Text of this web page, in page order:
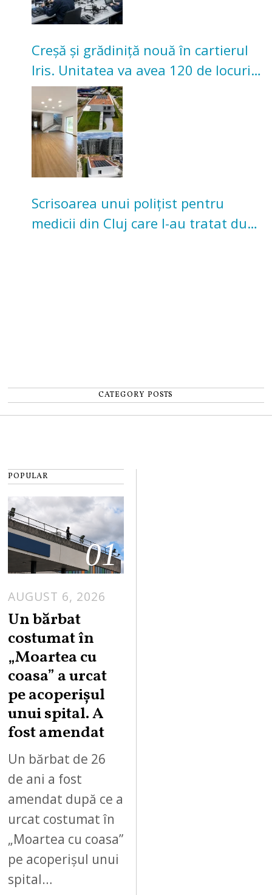
Creșă și grădiniță nouă în cartierul
Iris. Unitatea va avea 120 de locuri
pentru copii
Scrisoarea unui polițist pentru
medicii din Cluj care l-au tratat după
CATEGORY POSTS
POPULAR
01
AUGUST 6, 2026
Un bărbat
costumat în
„Moartea cu
coasa” a urcat
pe acoperișul
unui spital. A
fost amendat
Un bărbat de 26
de ani a fost
amendat după ce a
urcat costumat în
„Moartea cu coasa”
pe acoperișul unui
spital…